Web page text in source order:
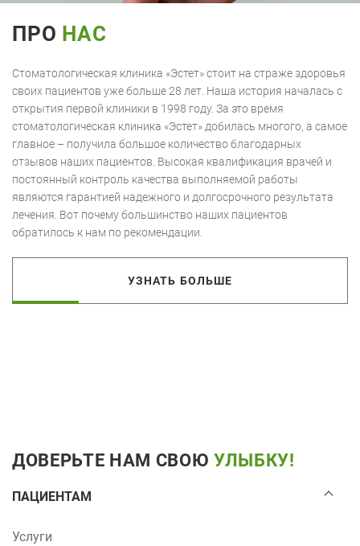
ПРО НАС
Стоматологическая клиника «Эстет» стоит на страже здоровья
своих пациентов уже больше 28 лет. Наша история началась с
открытия первой клиники в 1998 году. За это время
стоматологическая клиника «Эстет» добилась многого, а самое
главное – получила большое количество благодарных
отзывов наших пациентов. Высокая квалификация врачей и
постоянный контроль качества выполняемой работы
являются гарантией надежного и долгосрочного результата
лечения. Вот почему большинство наших пациентов
обратилось к нам по рекомендации.
УЗНАТЬ БОЛЬШЕ
ДОВЕРЬТЕ НАМ СВОЮ УЛЫБКУ!
ПАЦИЕНТАМ
Услуги